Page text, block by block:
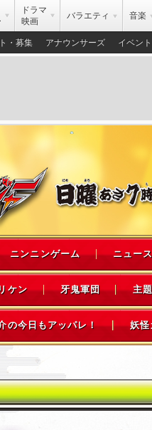
ドラマ
映画
バラエティ 音楽
・募集 アナウンサーズ イベント
ニンニンゲーム ニュース
ケン 牙鬼軍団 主
の今日もアッパレ！ 妖怪